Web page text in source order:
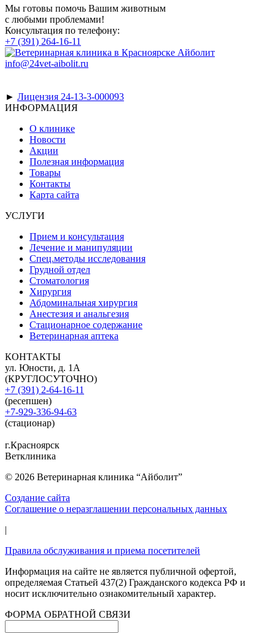
Мы готовы помочь Вашим животным
с любыми проблемами!
Консультация по телефону:
+7 (391) 264-16-11
info@24vet-aibolit.ru
► Лицензия 24-13-3-000093
ИНФОРМАЦИЯ
О клинике
Новости
Акции
Полезная информация
Товары
Контакты
Карта сайта
УСЛУГИ
Прием и консультация
Лечение и манипуляции
Спец.методы исследования
Грудной отдел
Стоматология
Хирургия
Абдоминальная хирургия
Анестезия и анальгезия
Стационарное содержание
Ветеринарная аптека
КОНТАКТЫ
ул. Юности, д. 1А
(КРУГЛОСУТОЧНО)
+7 (391) 2-64-16-11
(ресепшен)
+7-929-336-94-63
(стационар)
г.Красноярск
Ветклиника
© 2026 Ветеринарная клиника “Айболит”
Создание сайта
Соглашение о неразглашении персональных данных
|
Правила обслуживания и приема посетителей
Информация на сайте не является публичной офертой,
определяемая Статьей 437(2) Гражданского кодекса РФ и
носит исключительно ознакомительный характер.
ФОРМА ОБРАТНОЙ СВЯЗИ